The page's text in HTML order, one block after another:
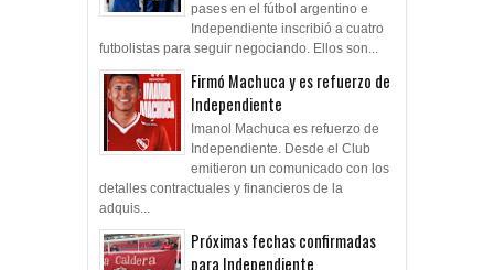
pases en el fútbol argentino e
Independiente inscribió a cuatro
futbolistas para seguir negociando. Ellos son...
Firmó Machuca y es refuerzo de
Independiente
Imanol Machuca es refuerzo de
Independiente. Desde el Club
emitieron un comunicado con los
detalles contractuales y financieros de la
adquis...
Próximas fechas confirmadas
para Independiente